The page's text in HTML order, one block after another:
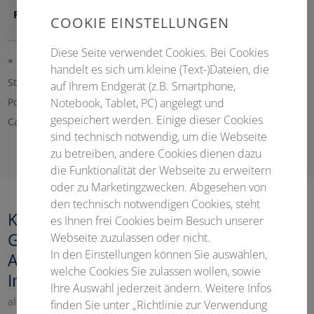
Facharzttitel)
* Nachweis erforderlich. Bitte innerhalb einer Woche mit dem
Stichwort DAF per E-Mail anregistrierung@conventus.de
Post an Conventus Congressmanagement & Marketing GmbH •
Carl-Pulfrich-Straße 1 • 07745 Jena.
Kongressgebühr
Gesundheitsfachberufe,
Abstractreferierende, Studierende &
Industrie
alle Tage
COOKIE EINSTELLUNGEN
Diese Seite verwendet Cookies. Bei Cookies
handelt es sich um kleine (Text-)Dateien, die
auf Ihrem Endgerät (z.B. Smartphone,
Notebook, Tablet, PC) angelegt und
gespeichert werden. Einige dieser Cookies
sind technisch notwendig, um die Webseite
zu betreiben, andere Cookies dienen dazu
die Funktionalität der Webseite zu erweitern
oder zu Marketingzwecken. Abgesehen von
den technisch notwendigen Cookies, steht
es Ihnen frei Cookies beim Besuch unserer
Webseite zuzulassen oder nicht.
In den Einstellungen können Sie auswählen,
welche Cookies Sie zulassen wollen, sowie
Ihre Auswahl jederzeit ändern. Weitere Infos
finden Sie unter „Richtlinie zur Verwendung